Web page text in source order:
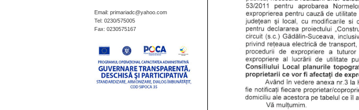
Email: primariadc@yahoo.com
Tel: 0230/575005
Fax: 0230575167